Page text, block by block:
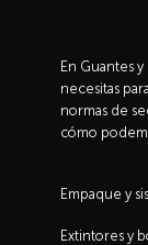
En Guantes
necesitas
normas de
cómo
Empaque y
Extintores y